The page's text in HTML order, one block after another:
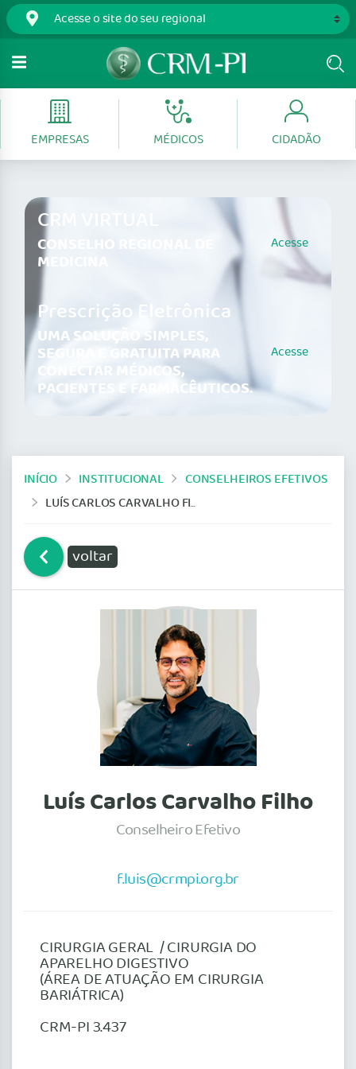
EMPRESAS MÉDICOS CIDADÃO
CRM VIRTUAL
CONSELHO REGIONAL DE
MEDICINA
Acesse
Prescrição Eletrônica
UMA SOLUÇÃO SIMPLES,
SEGURA E GRATUITA PARA
CONECTAR MÉDICOS,
PACIENTES E FARMACÊUTICOS.
Acesse
INÍCIO INSTITUCIONAL
CONSELHEIROS EFETIVOS
LUÍS CARLOS CARVALHO FILHO
voltar
Luís Carlos Carvalho Filho
Conselheiro Efetivo
f.luis@crmpi.org.br
CIRURGIA GERAL / CIRURGIA DO
APARELHO DIGESTIVO
(ÁREA DE ATUAÇÃO EM CIRURGIA
BARIÁTRICA)
CRM-PI 3.437